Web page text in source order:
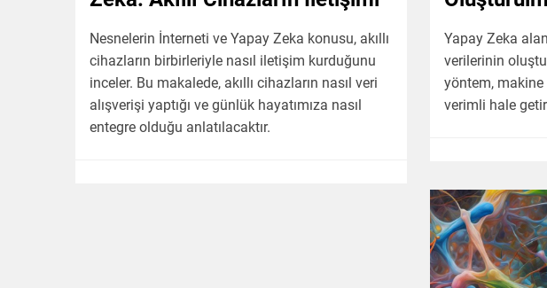
Yapay Zeka
verilerinin
yöntem, makine
verimli hale
Nesnelerin İnterneti ve Yapay Zeka konusu, akıllı
cihazların birbirleriyle nasıl iletişim kurduğunu
inceler. Bu makalede, akıllı cihazların nasıl veri
alışverişi yaptığı ve günlük hayatımıza nasıl
entegre olduğu anlatılacaktır.